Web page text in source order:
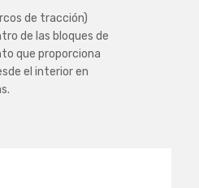
de tracción)
de las bloques de
que proporciona
el interior en